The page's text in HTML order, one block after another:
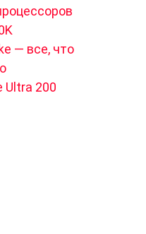
— все, что
Ultra 200